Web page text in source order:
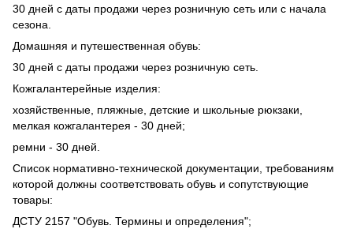
30 дней с даты продажи через розничную сеть или с начала
сезона.
Домашняя и путешественная обувь:
30 дней с даты продажи через розничную сеть.
Кожгалантерейные изделия:
хозяйственные, пляжные, детские и школьные рюкзаки,
мелкая кожгалантерея - 30 дней;
ремни - 30 дней.
Список нормативно-технической документации, требованиям
которой должны соответствовать обувь и сопутствующие
товары:
ДСТУ 2157 "Обувь. Термины и определения";